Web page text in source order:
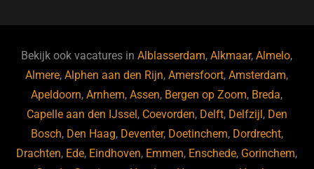
b
o
o
k
ky dI
n
Bekijk ook vacatures inAlblasserdam,Alkmaar,Almelo,
Almere,Alphen aan den Rijn,Amersfoort,Amsterdam,
Apeldoorn,Arnhem,Assen, Bergen op Zoom, Breda,
Capelle aan den IJssel, Coevorden, Delft, Delfzijl, Den
Bosch, Den Haag, Deventer, Doetinchem, Dordrecht,
Drachten, Ede, Eindhoven, Emmen, Enschede, Gorinchem,